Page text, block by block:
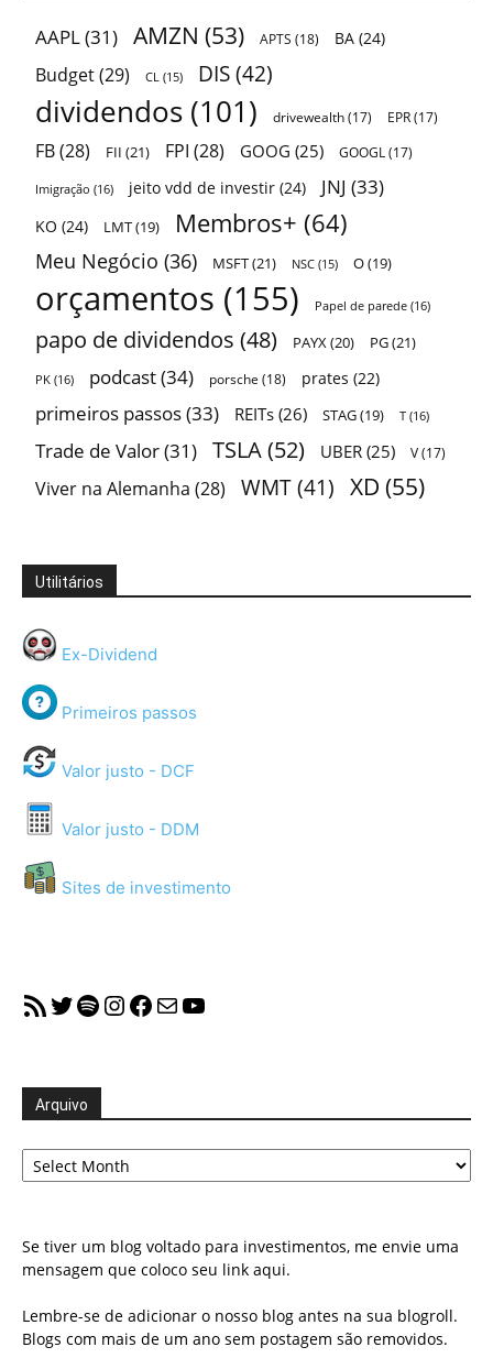
AAPL(31) AMZN (53) APTS (18) BA (24)
Budget(29) CL (15) DIS (42)
dividendos (101) drivewealth(17) EPR(17)
FB(28) FII (21) FPI (28) GOOG (25) GOOGL(17)
Imigração (16) jeito vdd de investir (24) JNJ (33)
KO (24) LMT(19) Membros+ (64)
Meu Negócio (36) MSFT(21) NSC (15) O(19)
orçamentos (155) Papel de parede (16)
papo de dividendos (48) PAYX(20) PG(21)
PK (16) podcast(34) porsche (18) prates (22)
primeiros passos(33) REITs (26) STAG(19) T (16)
Trade de Valor(31) TSLA(52) UBER (25) V(17)
Viver na Alemanha (28) WMT (41) XD (55)
Utilitários
Ex-Dividend
Primeiros passos
Valor justo - DCF
Valor justo - DDM
Sites de investimento
RSS FeedTwitter
Spotify
Instagram
Facebook
MailYouTube
Arquivo
Arquivo
Se tiver um blog voltado para investimentos, me envie uma
mensagem que coloco seu link aqui.
Lembre-se de adicionar o nosso blog antes na sua blogroll.
Blogs com mais de um ano sem postagem são removidos.